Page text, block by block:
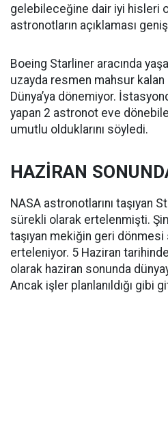
gelebileceğine dair iyi hisleri
astronotların açıklaması geniş
Boeing Starliner aracında
uzayda resmen mahsur
Dünya’ya dönemiyor.
yapan 2 astronot eve
umutlu olduklarını söyledi.
HAZİRAN
NASA astronotlarını taşıyan
sürekli olarak ertelenmişti.
taşıyan mekiğin geri
erteleniyor. 5 Haziran
olarak haziran sonunda
Ancak işler planlanıldığı gibi